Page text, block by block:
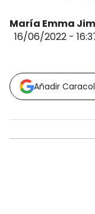
María Emma
16/06/2022 -
Añadir